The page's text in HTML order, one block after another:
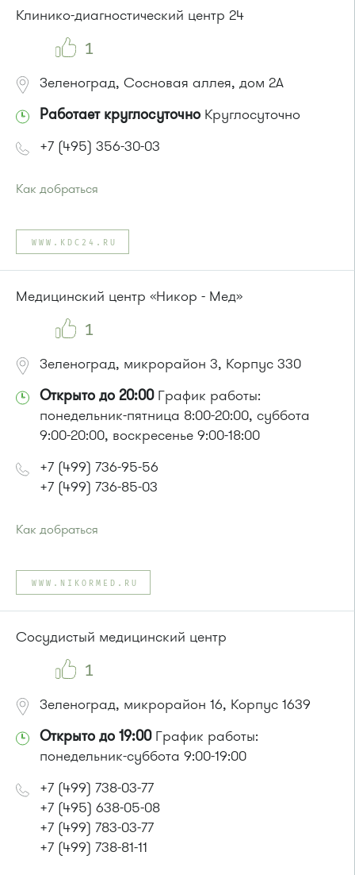
Клинико-диагностический центр 24
1
Зеленоград, Сосновая аллея, дом 2А
Работает круглосуточно Круглосуточно
+7 (495) 356-30-03
Как добраться
Автобусы № 1, 2.
Маршрутка № 419м, 720м, 903
или до остановки"Дворец культуры":
Маршрутка № 419м, 476м, 720м, 903
WWW.KDC24.RU
Медицинский центр «Никор - Мед»
1
Зеленоград, микрорайон 3, Корпус 330
Открыто до 20:00График работы:
понедельник-пятница 8:00-20:00, суббота
9:00-20:00, воскресенье 9:00-18:00
+7 (499) 736-95-56
+7 (499) 736-85-03
Как добраться
Автобусы № 1, 6, 7, 10, 12, 19, 400, 400э.
Маршрутка № 419м, 431м, 720м, 900, 903
или до остановки"Музыкальная школа":
Маршрутка № 419м, 720м, 900, 903
WWW.NIKORMED.RU
Сосудистый медицинский центр
1
Зеленоград, микрорайон 16, Корпус 1639
Открыто до 19:00График работы:
понедельник-суббота 9:00-19:00
+7 (499) 738-03-77
+7 (495) 638-05-08
+7 (499) 783-03-77
+7 (499) 738-81-11